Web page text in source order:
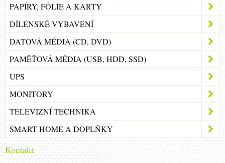
PAPÍRY, FÓLIE A KARTY
DÍLENSKÉ VYBAVENÍ
DATOVÁ MÉDIA (CD, DVD)
PAMĚŤOVÁ MÉDIA (USB, HDD, SSD)
UPS
MONITORY
TELEVIZNÍ TECHNIKA
SMART HOME A DOPLŇKY
Kontakt